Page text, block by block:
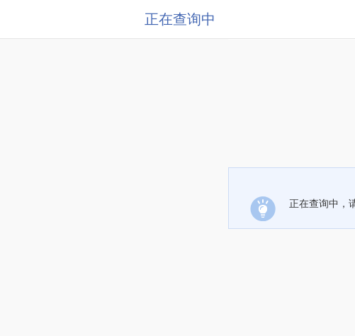
正在查询中
正在查询中，